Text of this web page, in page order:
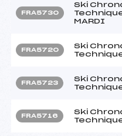
FRA5730
Ski
MARDI
FRA5720
Ski
FRA5723
Ski
FRA5716
Ski